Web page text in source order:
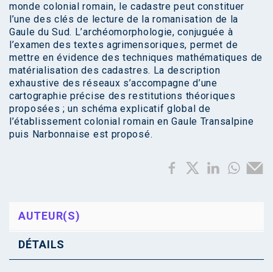
monde colonial romain, le cadastre peut constituer
l’une des clés de lecture de la romanisation de la
Gaule du Sud. L’archéomorphologie, conjuguée à
l’examen des textes agrimensoriques, permet de
mettre en évidence des techniques mathématiques de
matérialisation des cadastres. La description
exhaustive des réseaux s’accompagne d’une
cartographie précise des restitutions théoriques
proposées ; un schéma explicatif global de
l’établissement colonial romain en Gaule Transalpine
puis Narbonnaise est proposé.
AUTEUR(S)
DÉTAILS